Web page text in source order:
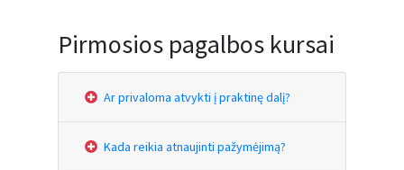
Pirmosios pagalbos kursai
Ar privaloma atvykti į praktinę dalį?
Kada reikia atnaujinti pažymėjimą?